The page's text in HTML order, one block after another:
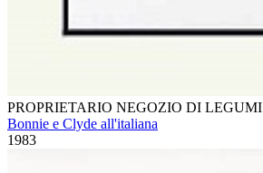
PROPRIETARIO NEGOZIO DI LEGUMI
Bonnie e Clyde all'italiana
1983